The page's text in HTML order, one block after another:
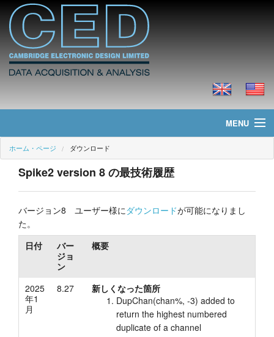
MENU
ホーム・ページ
ニュース
価格
チュートリアル
ホーム・ページ ダウンロード
Spike2 version 8 の最技術履歴
バージョン8 ユーザー様にダウンロードが可能になりまし
た。
日付
バー
ジョ
ン
概要
2025
年1
月
8.27
新しくなった箇所
DupChan(chan%, -3) added to
return the highest numbered
duplicate of a channel